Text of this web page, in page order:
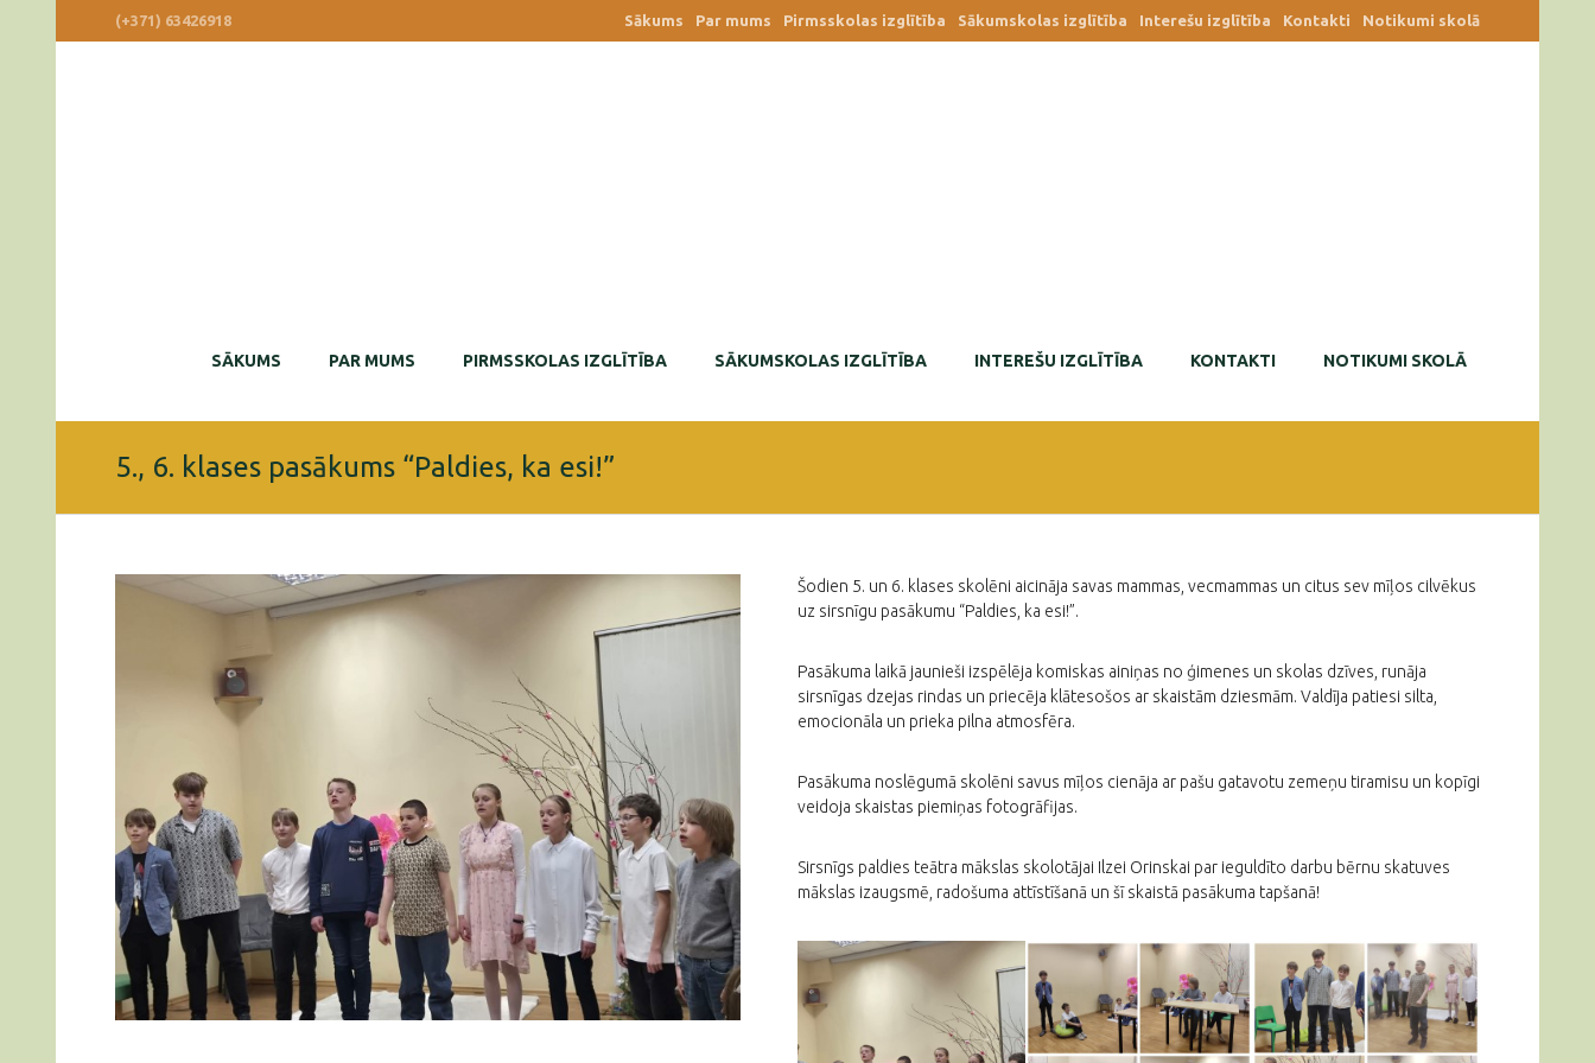
Sākums Par mums Pirmsskolas izglītība Sākumskolas izglītība Interešu izglītība Kontakti Notikumi skolā
(+371) 63426918
SĀKUMS PAR MUMS PIRMSSKOLAS IZGLĪTĪBA SĀKUMSKOLAS IZGLĪTĪBA INTEREŠU IZGLĪTĪBA KONTAKTI NOTIKUMI SKOLĀ
5., 6. klases pasākums “Paldies, ka esi!”
Šodien 5. un 6. klases skolēni aicināja savas mammas, vecmammas un citus sev mīļos cilvēkus
uz sirsnīgu pasākumu “Paldies, ka esi!”.
Pasākuma laikā jaunieši izspēlēja komiskas ainiņas no ģimenes un skolas dzīves, runāja
sirsnīgas dzejas rindas un priecēja klātesošos ar skaistām dziesmām. Valdīja patiesi silta,
emocionāla un prieka pilna atmosfēra.
Pasākuma noslēgumā skolēni savus mīļos cienāja ar pašu gatavotu zemeņu tiramisu un kopīgi
veidoja skaistas piemiņas fotogrāfijas.
Sirsnīgs paldies teātra mākslas skolotājai Ilzei Orinskai par ieguldīto darbu bērnu skatuves
mākslas izaugsmē, radošuma attīstīšanā un šī skaistā pasākuma tapšanā!